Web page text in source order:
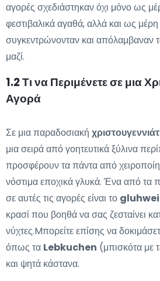
αγορές σχεδιάστηκαν όχι μόνο ως
φεστιβαλικά αγαθά, αλλά και ως
συγκεντρώνονταν και απόλαμβαναν
μαζί.
1.2 Τι να Περιμένετε σε μια
Αγορά
Σε μια παραδοσιακή
μια σειρά από γοητευτικά ξύλινα
προσφέρουν τα πάντα από
νόστιμα εποχικά γλυκά. Ένα από τα
σε αυτές τις αγορές είναι το
κρασί που βοηθά να σας ζεσταίνει
νύχτες.Mπορείτε επίσης να
όπως τα Lebkuchen (μπισκότα με
και ψητά κάστανα.